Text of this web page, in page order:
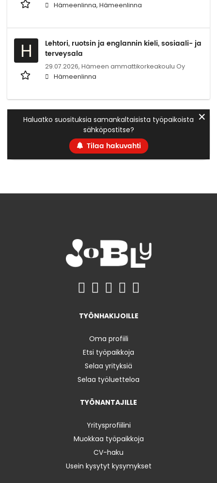
Hämeenlinna, Hämeenlinna
H
Lehtori, ruotsin ja englannin kieli, sosiaali- ja
terveysala
29.07.2026, Hämeen ammattikorkeakoulu Oy
Hämeenlinna
Haluatko suosituksia samankaltaisista työpaikoista
sähköpostitse?
Tilaa hakuvahti
✕
TYÖNHAKIJOILLE
Oma profiili
Etsi työpaikkoja
Selaa yrityksiä
Selaa työluetteloa
TYÖNANTAJILLE
Yritysprofiilini
Muokkaa työpaikkoja
CV-haku
Usein kysytyt kysymykset